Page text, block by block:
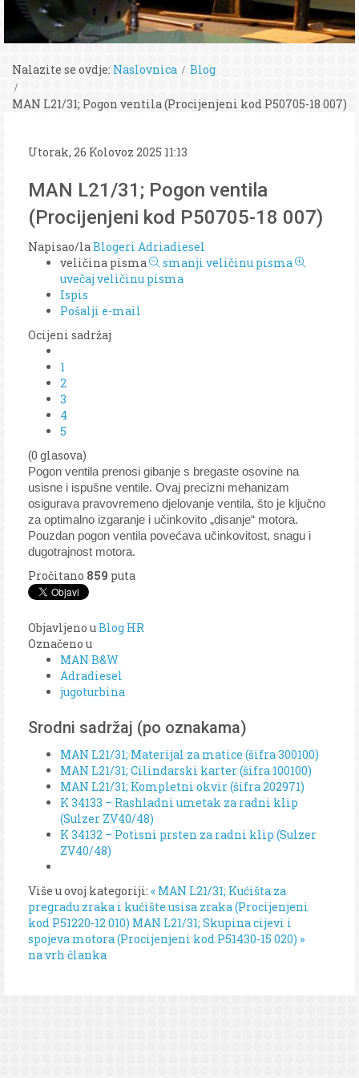
Nalazite se ovdje: Naslovnica Blog
MAN L21/31; Pogon ventila (Procijenjeni kod P50705-18 007)
Utorak, 26 Kolovoz 2025 11:13
MAN L21/31; Pogon ventila
(Procijenjeni kod P50705-18 007)
Napisao/la Blogeri Adriadiesel
veličina pisma
smanji veličinu pisma
uvečaj veličinu pisma
Ispis
Pošalji e-mail
Ocijeni sadržaj
1
2
3
4
5
(0 glasova)
Pogon ventila prenosi gibanje s bregaste osovine na
usisne i ispušne ventile. Ovaj precizni mehanizam
osigurava pravovremeno djelovanje ventila, što je ključno
za optimalno izgaranje i učinkovito „disanje“ motora.
Pouzdan pogon ventila povećava učinkovitost, snagu i
dugotrajnost motora.
Pročitano 859 puta
Objavljeno uBlog HR
Označeno u
MAN B&W
Adradiesel
jugoturbina
Srodni sadržaj (po oznakama)
MAN L21/31; Materijal za matice (šifra 300100)
MAN L21/31; Cilindarski karter (šifra 100100)
MAN L21/31; Kompletni okvir (šifra 202971)
K 34133 – Rashladni umetak za radni klip
(Sulzer ZV40/48)
K 34132 – Potisni prsten za radni klip (Sulzer
ZV40/48)
Više u ovoj kategoriji: « MAN L21/31; Kućišta za
pregradu zraka i kućište usisa zraka (Procijenjeni
kod P51220-12 010) MAN L21/31; Skupina cijevi i
spojeva motora (Procijenjeni kod P51430-15 020) »
na vrh članka